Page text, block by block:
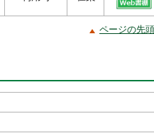
ページの先